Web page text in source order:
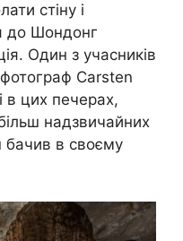
стіну і
до Шондонг
Один з учасників
фотограф Carsten
в цих печерах,
надзвичайних
бачив в своєму